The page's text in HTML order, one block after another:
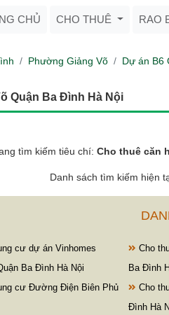
CHỦ CHO THUÊ RAO
Phường Giảng Võ Dự án B6
Quận Ba Đình Hà Nội
tìm kiếm tiêu chí: Cho thuê căn
Danh sách tìm kiếm hiện
cư dự án Vinhomes
Ba Đình Hà Nội
Cho
Ba Đình
cư Đường Điện Biên Phủ
Cho
Đình Hà